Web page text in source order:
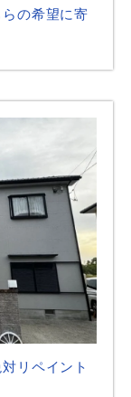
の希望に寄
リペイント